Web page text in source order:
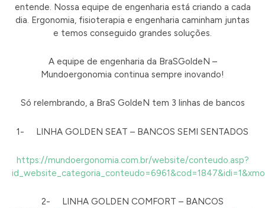
entende. Nossa equipe de engenharia está criando a cada
dia. Ergonomia, fisioterapia e engenharia caminham juntas
e temos conseguido grandes soluções.
A equipe de engenharia da BraSGoldeN –
Mundoergonomia continua sempre inovando!
Só relembrando, a BraS GoldeN tem 3 linhas de bancos
1- LINHA GOLDEN SEAT – BANCOS SEMI SENTADOS
https://mundoergonomia.com.br/website/conteudo.asp?
2- LINHA GOLDEN COMFORT – BANCOS